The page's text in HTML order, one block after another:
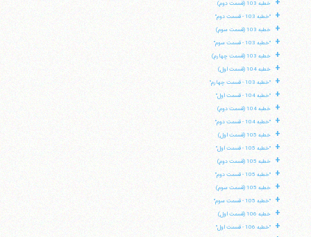
خطبه 103 (قسمت دوم)
+ "خطبه 103 - قسمت دوم"
+ خطبه 103 (قسمت سوم)
+ "خطبه 103 - قسمت سوم"
+ خطبه 103 (قسمت چهارم)
+ خطبه 104 (قسمت اول)
+ "خطبه 103 - قسمت چهارم"
+ "خطبه 104 - قسمت اول"
+ خطبه 104 (قسمت دوم)
+ "خطبه 104 - قسمت دوم"
+ خطبه 105 (قسمت اول)
+ "خطبه 105 - قسمت اول"
+ خطبه 105 (قسمت دوم)
+ "خطبه 105 - قسمت دوم"
+ خطبه 105 (قسمت سوم)
+ "خطبه 105 - قسمت سوم"
+ خطبه 106 (قسمت اول)
+ "خطبه 106 - قسمت اول"